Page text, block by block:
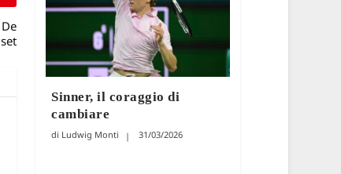
Sinner, il coraggio di
cambiare
Ludwig Monti 31/03/2026